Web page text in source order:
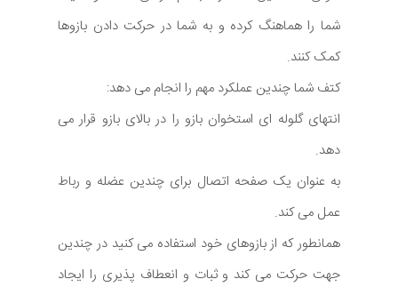
شما را هماهنگ کرده و به شما در حرکت دادن بازوها
کمک کنند.
کتف شما چندین عملکرد مهم را انجام می دهد:
انتهای گلوله ای استخوان بازو را در بالای بازو قرار می
دهد.
به عنوان یک صفحه اتصال برای چندین عضله و رباط
عمل می کند.
همانطور که از بازوهای خود استفاده می کنید در چندین
جهت حرکت می کند و ثبات و انعطاف پذیری را ایجاد